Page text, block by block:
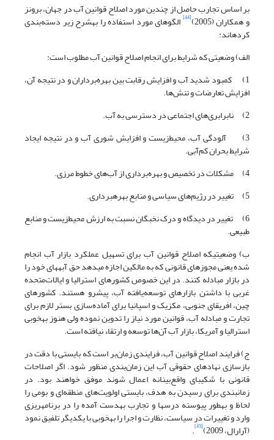
بر اساس تجارب حاصل از چندین مورد اصلاح قوانین آب در جهان، برونز
و همکاران (2005) [44] الگوهای مورد استفاده را به‏شرح زیر دسته‌بندی
کرده‏اند:
الف) وضعیتی که شرایط برای انجام اصلاح قوانین آب مطلوب است:
1) کمبود شدید آب و افزایش رقابت بین بهره‌برداران و در نتیجه آن،
افزایش تعارضات و تنش‌ها.
2) نابرابری‌های اجتماعی در دسترسی به آب.
3) آلودگی آب، محیط‌زیست و افزایش شوری آب و در نتیجه ایجاد
شرایط بحران کم‌آبی.
4) مشکلات در تخصیص و بهره‌برداری از آب‌های خطوط مرزی.
5) تغییر در رژیم‌های سیاسی و منابع بهره‏برداری.
6) تغییر در دیدگاه و درک نخبگان نسبت به ارزش محیط‌زیست و منابع
طبیعی.
ب) وضعیتی‏که اصلاح قوانین آب برای تسهیل عملکرد بازار آب انجام
شده یعنی مجوزهای قانونی که به مالکین اجازه می‏دهد حق آبه‏های خود را
در بازار مبادله کنند. در این خصوص کشورهای استرالیا و ایالات‌متحده
غربی با داشتن بازارهای توسعه‌یافته آب، پیشرو هستند. کشورهای
چین، افریقای جنوبی، مکزیک و اسپانیا برای آماده‌سازی بستر لازم برای
تجارت و مبادله آب، قوانین مورد نیاز را تدوین نموده ولی هنوز به‏خوبی
استرالیا و آمریکا، بازار آب آن‌ها توسعه و ارتقاء نیافته است.
ج) فرایند اصلاح قوانین آب، فرایندی زمان‌بر است که بایستی با دقت در
بازسازی نهادهای حقوقی آب این زمان‌بندی منظور شود. اگر اصلاحات
قانونی با شکیبای واقع‌بینانه اعمال شوند موفق خواهند بود. در
زمان‏بندی برای رسیدن به هدف، بایستی اولویت‌های منطقه‌ای و بومی را
لحاظ و به‏طور پیوسته درس‏ها و تجارب به‏دست آمده را در برنامه‏ریزی
وارد و تغییرات در سیاست، نظارت و اجرا را به‏خوبی با یکدیگر تلفیق نمود
(آرارال، 2009) [45]
.